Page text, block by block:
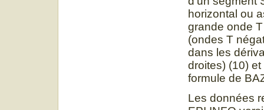
horizontal ou
grande onde
(ondes T
dans les
droites) (10) et
formule de
Les données